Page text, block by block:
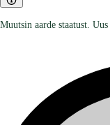
Muutsin aarde staatust.